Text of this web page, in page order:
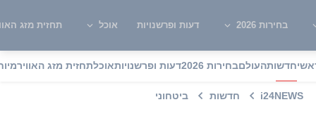
בחירות 2026 דעות ופרשנויות אוכל תחזית מזג
חדשותהעולםבחירות 2026 דעות ופרשנויותאוכלתחזית מזג האוויר
i24NEWS חדשות ביטחוני